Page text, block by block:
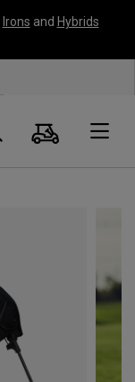
Irons and Hybrids
Suche